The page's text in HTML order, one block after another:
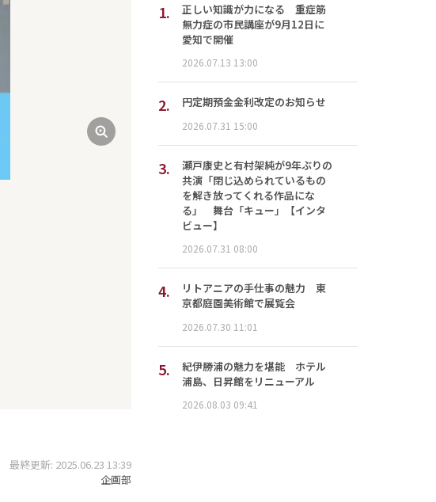
最終更新: 2025.06.23 13:39
企画部
1.
正しい知識が力になる 重症筋
無力症の市民講座が9月12日に
愛知で開催
2026.07.13 13:00
2. 円定期預金金利改定のお知らせ
2026.07.31 15:00
3.
瀬戸康史と有村架純が9年ぶりの
共演「閉じ込められているもの
を解き放ってくれる作品にな
る」 舞台「キュー」【インタ
ビュー】
2026.07.31 08:00
4.
リトアニアの手仕事の魅力 東
京都庭園美術館で展覧会
2026.07.30 11:01
5.
紀伊勝浦の魅力を堪能 ホテル
浦島、日昇館をリニューアル
2026.08.03 09:41